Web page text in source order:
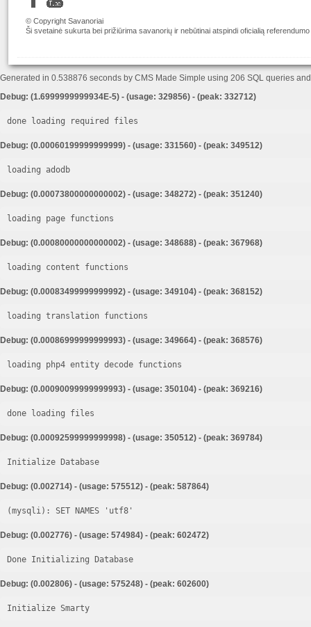
© Copyright Savanoriai
Ši svetainė sukurta bei prižiūrima savanorių ir nebūtinai atspindi oficialią
Generated in 0.538876 seconds by CMS Made Simple using 206 SQL queries
Debug: (1.6999999999934E-5) - (usage: 329856) - (peak: 332712)
done loading required files
Debug: (0.00060199999999999) - (usage: 331560) - (peak: 349512)
loading adodb
Debug: (0.00073800000000002) - (usage: 348272) - (peak: 351240)
loading page functions
Debug: (0.00080000000000002) - (usage: 348688) - (peak: 367968)
loading content functions
Debug: (0.00083499999999992) - (usage: 349104) - (peak: 368152)
loading translation functions
Debug: (0.00086999999999993) - (usage: 349664) - (peak: 368576)
loading php4 entity decode functions
Debug: (0.00090099999999993) - (usage: 350104) - (peak: 369216)
done loading files
Debug: (0.00092599999999998) - (usage: 350512) - (peak: 369784)
Initialize Database
Debug: (0.002714) - (usage: 575512) - (peak: 587864)
Debug: (0.002776) - (usage: 574984) - (peak: 602472)
Done Initializing Database
Debug: (0.002806) - (usage: 575248) - (peak: 602600)
Initialize Smarty